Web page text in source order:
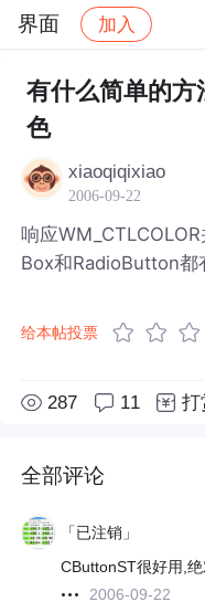
界面 加入
社区 界面 帖
有什么简单的方
色
xiaoqiqixiao
2006-09-22
响应
Box和RadioButton
给本帖投票
287 11 打
全部评论
「已注销」
CButtonST很好用,
2006-09-22